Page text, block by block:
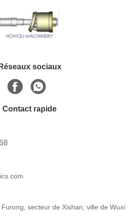
Réseaux sociaux
Contact rapide
secteur de Xishan, ville de Wuxi